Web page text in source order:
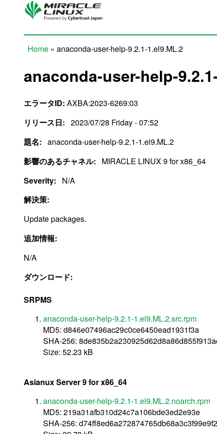
Skip to main content
Home » anaconda-user-help-9.2.1-1.el9.ML.2
anaconda-user-help-
エラータID: AXBA:2023-6269:03
リリース日: 2023/07/28 Friday - 07:52
題名: anaconda-user-help-9.2.1-1.el9.ML.2
影響のあるチャネル:
MIRACLE LINUX 9 for x86_64
Severity:
N/A
解決策:
Update packages.
追加情報:
N/A
ダウンロード:
SRPMS
anaconda-user-help-9.2.1-1.el9.ML.2.src.rpm
MD5: d846e07496ac29c0ce6450ead1931f3a
SHA-256:
Size: 52.23 kB
Asianux Server 9 for x86_64
anaconda-user-help-9.2.1-1.el9.ML.2.noarch.rpm
MD5: 219a31afb310d24c7a106bde3ed2e93e
SHA-256: